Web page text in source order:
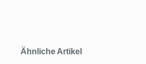
Produktgalerie überspringen
Ähnliche Artikel